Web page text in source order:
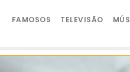
FAMOSOS TELEVISÃO